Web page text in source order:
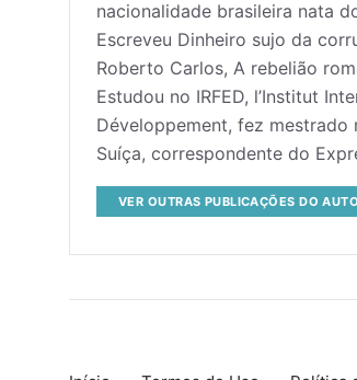
nacionalidade brasileira nata
Escreveu Dinheiro sujo da
Roberto Carlos, A rebelião
Estudou no IRFED, l’Institut
Développement, fez mestrado
Suíça, correspondente do
VER OUTRAS PUBLICAÇÕES DO